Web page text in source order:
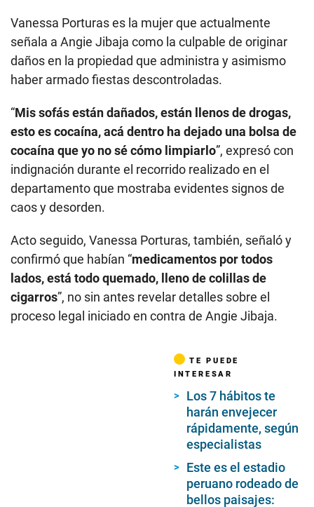
Vanessa Porturas es la mujer que actualmente
señala a Angie Jibaja como la culpable de originar
daños en la propiedad que administra y asimismo
haber armado fiestas descontroladas.
“Mis sofás están dañados, están llenos de drogas,
esto es cocaína, acá dentro ha dejado una bolsa de
cocaína que yo no sé cómo limpiarlo”, expresó con
indignación durante el recorrido realizado en el
departamento que mostraba evidentes signos de
caos y desorden.
Acto seguido, Vanessa Porturas, también, señaló y
confirmó que habían “medicamentos por todos
lados, está todo quemado, lleno de colillas de
cigarros”, no sin antes revelar detalles sobre el
proceso legal iniciado en contra de Angie Jibaja.
TE PUEDE
INTERESAR
Los 7 hábitos te
harán envejecer
rápidamente, según
especialistas
Este es el estadio
peruano rodeado de
bellos paisajes: